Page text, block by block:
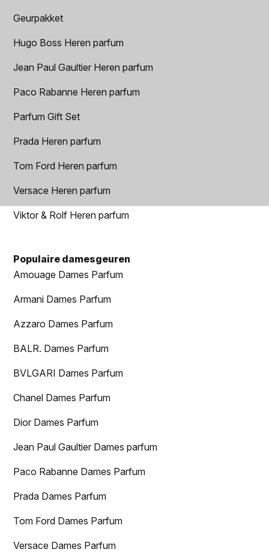
Geurpakket
Hugo Boss Heren parfum
Jean Paul Gaultier Heren parfum
Paco Rabanne Heren parfum
Parfum Gift Set
Prada Heren parfum
Tom Ford Heren parfum
Versace Heren parfum
Viktor & Rolf Heren parfum
Populaire damesgeuren
Amouage Dames Parfum
Armani Dames Parfum
Azzaro Dames Parfum
BALR. Dames Parfum
BVLGARI Dames Parfum
Chanel Dames Parfum
Dior Dames Parfum
Jean Paul Gaultier Dames parfum
Paco Rabanne Dames Parfum
Prada Dames Parfum
Tom Ford Dames Parfum
Versace Dames Parfum